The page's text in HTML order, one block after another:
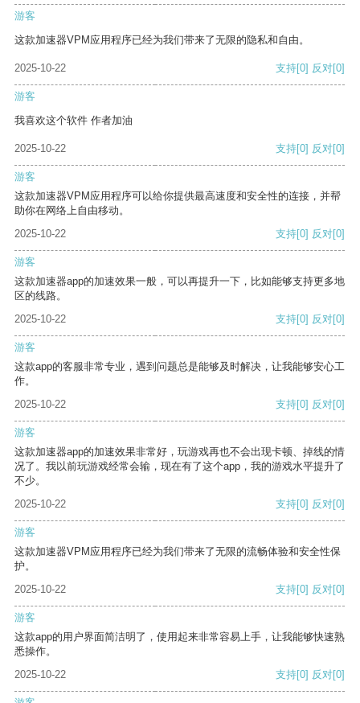
游客
这款加速器VPM应用程序已经为我们带来了无限的隐私和自由。
2025-10-22 支持[0] 反对[0]
游客
我喜欢这个软件 作者加油
2025-10-22 支持[0] 反对[0]
游客
这款加速器VPM应用程序可以给你提供最高速度和安全性的连接，并帮
助你在网络上自由移动。
2025-10-22
支持[0] 反对[0]
游客
这款加速器app的加速效果一般，可以再提升一下，比如能够支持更多地
区的线路。
2025-10-22
支持[0] 反对[0]
游客
这款app的客服非常专业，遇到问题总是能够及时解决，让我能够安心工
作。
2025-10-22
支持[0] 反对[0]
游客
这款加速器app的加速效果非常好，玩游戏再也不会出现卡顿、掉线的情
况了。我以前玩游戏经常会输，现在有了这个app，我的游戏水平提升了
不少。
2025-10-22
支持[0] 反对[0]
游客
这款加速器VPM应用程序已经为我们带来了无限的流畅体验和安全性保
护。
2025-10-22
支持[0] 反对[0]
游客
这款app的用户界面简洁明了，使用起来非常容易上手，让我能够快速熟
悉操作。
2025-10-22
支持[0] 反对[0]